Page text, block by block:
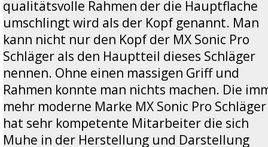
qualitätsvolle Rahmen der die Hauptflache
umschlingt wird als der Kopf genannt. Man
kann nicht nur den Kopf der MX Sonic Pro
Schläger als den Hauptteil dieses Schläger
nennen. Ohne einen massigen Griff und
Rahmen konnte man nichts machen. Die
mehr moderne Marke MX Sonic Pro Schläger
hat sehr kompetente Mitarbeiter die sich
Muhe in der Herstellung und Darstellung